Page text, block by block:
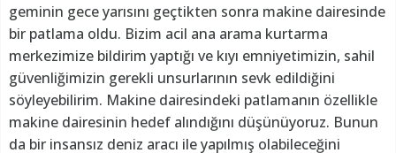
geminin gece yarısını geçtikten sonra makine dairesinde
bir patlama oldu. Bizim acil ana arama kurtarma
merkezimize bildirim yaptığı ve kıyı emniyetimizin, sahil
güvenliğimizin gerekli unsurlarının sevk edildiğini
söyleyebilirim. Makine dairesindeki patlamanın özellikle
makine dairesinin hedef alındığını düşünüyoruz. Bunun
da bir insansız deniz aracı ile yapılmış olabileceğini